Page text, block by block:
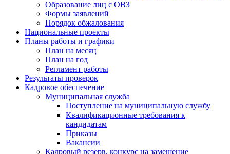
Образование лиц с ОВЗ
Формы заявлений
Порядок обжалования
Национальные проекты
Планы работы и графики
План на месяц
План на год
Регламент работы
Результаты проверок
Кадровое обеспечение
Муниципальная служба
Поступление на муниципальную службу
Квалификационные требования к
кандидатам
Приказы
Вакансии
Кадровый резерв, конкурс на замещение